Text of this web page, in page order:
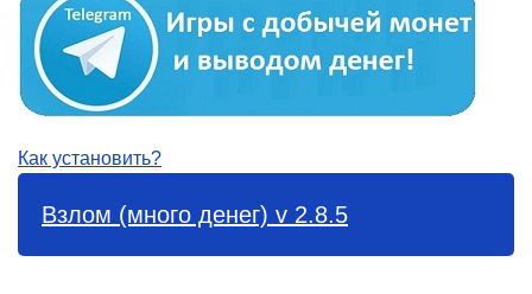
Как установить?
Взлом (много денег) v 2.8.5